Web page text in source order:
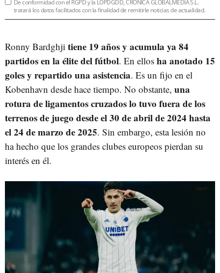
De conformidad con el RGPD y la LOPDGDD, CRÓNICA GLOBALMEDIA S.L.
tratará los datos facilitados con la finalidad de remitirle noticias de actualidad.
Ronny Bardghji tiene 19 años y acumula ya 84
partidos en la élite del fútbol. En ellos ha anotado 15
goles y repartido una asistencia. Es un fijo en el
Kobenhavn desde hace tiempo. No obstante, una
rotura de ligamentos cruzados lo tuvo fuera de los
terrenos de juego desde el 30 de abril de 2024 hasta
el 24 de marzo de 2025. Sin embargo, esta lesión no
ha hecho que los grandes clubes europeos pierdan su
interés en él.